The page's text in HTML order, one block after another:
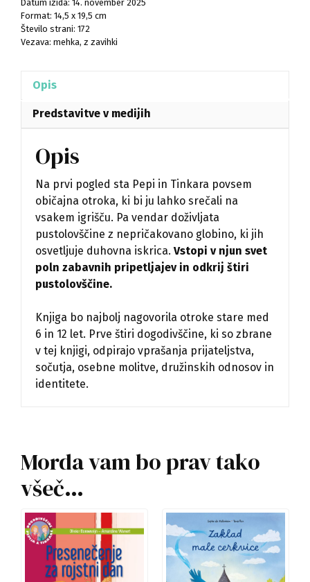
količina
Datum izida: 14. november 2025
Format: 14,5 x 19,5 cm
Število strani: 172
Vezava: mehka, z zavihki
Opis
Predstavitve v medijih
Opis
Na prvi pogled sta Pepi in Tinkara povsem
običajna otroka, ki bi ju lahko srečali na
vsakem igrišču. Pa vendar doživljata
pustolovščine z nepričakovano globino, ki jih
osvetljuje duhovna iskrica. Vstopi v njun svet
poln zabavnih pripetljajev in odkrij štiri
pustolovščine.
Knjiga bo najbolj nagovorila otroke stare med
6 in 12 let. Prve štiri dogodivščine, ki so zbrane
v tej knjigi, odpirajo vprašanja prijateljstva,
sočutja, osebne molitve, družinskih odnosov in
identitete.
Morda vam bo prav tako
všeč…